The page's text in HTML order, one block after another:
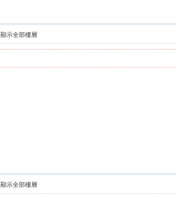
顯示全部樓層
顯示全部樓層